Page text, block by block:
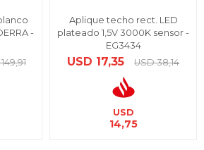
-
149,91
Aplique techo rect. LED
plateado 1,5V 3000K sensor -
EG3434
USD 17,35 USD 38,14
USD
14,75